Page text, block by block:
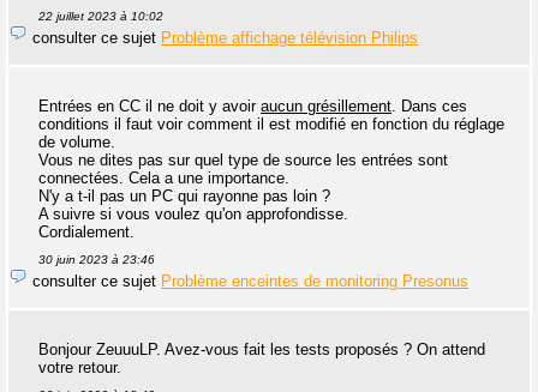
22 juillet 2023 à 10:02
consulter ce sujet Problème affichage télévision Philips
Entrées en CC il ne doit y avoir aucun grésillement. Dans ces
conditions il faut voir comment il est modifié en fonction du réglage
de volume.
Vous ne dites pas sur quel type de source les entrées sont
connectées. Cela a une importance.
N'y a t-il pas un PC qui rayonne pas loin ?
A suivre si vous voulez qu'on approfondisse.
Cordialement.
30 juin 2023 à 23:46
consulter ce sujet Problème enceintes de monitoring Presonus
Bonjour ZeuuuLP. Avez-vous fait les tests proposés ? On attend
votre retour.